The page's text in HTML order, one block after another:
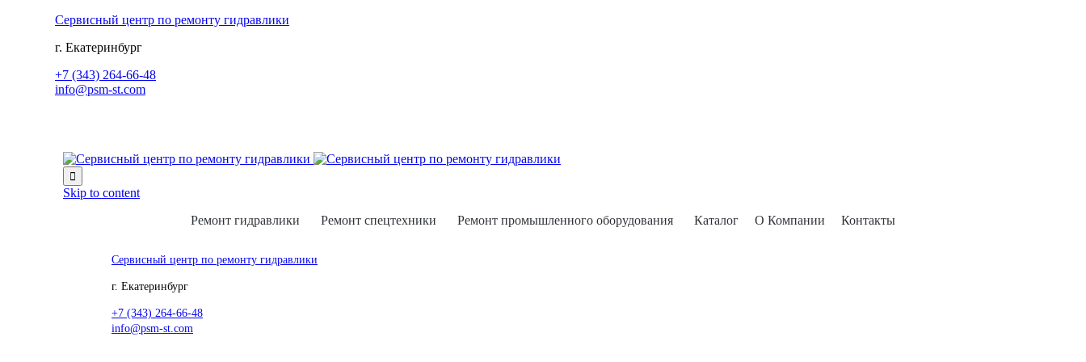
Сервисный центр по ремонту гидравлики
г. Екатеринбург
+7 (343) 264-66-48
info@psm-st.com

Skip to content
Ремонт гидравлики
Ремонт спецтехники Ремонт промышленного оборудования Каталог О Компании Контакты
Сервисный центр по ремонту гидравлики
г. Екатеринбург
+7 (343) 264-66-48
info@psm-st.com